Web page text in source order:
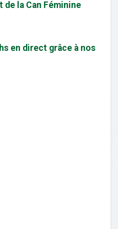
la Can Féminine
en direct grâce à nos